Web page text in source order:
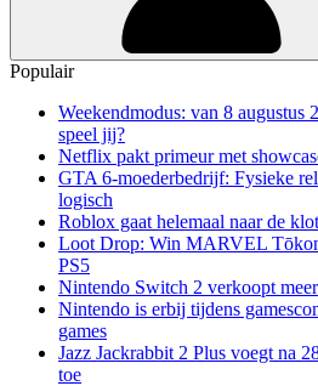
Populair
Weekendmodus: van 8
speel jij?
Netflix pakt primeur met
GTA 6-moederbedrijf: Fysieke
logisch
Roblox gaat helemaal naar de
Loot Drop: Win MARVEL
PS5
Nintendo Switch 2 verkoopt
Nintendo is erbij tijdens
games
Jazz Jackrabbit 2 Plus voegt na
toe